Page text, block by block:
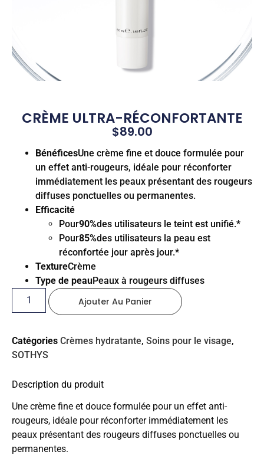
CRÈME ULTRA-RÉCONFORTANTE
$89.00
BénéficesUne crème fine et douce formulée pour
un effet anti-rougeurs, idéale pour réconforter
immédiatement les peaux présentant des rougeurs
diffuses ponctuelles ou permanentes.
Efficacité
Pour90%des utilisateurs le teint est unifié.*
Pour85%des utilisateurs la peau est
réconfortée jour après jour.*
TextureCrème
Type de peauPeaux à rougeurs diffuses
Ajouter Au Panier
Catégories Crèmes hydratante, Soins pour le visage,
SOTHYS
Description du produit
Une crème fine et douce formulée pour un effet anti-
rougeurs, idéale pour réconforter immédiatement les
peaux présentant des rougeurs diffuses ponctuelles ou
permanentes.